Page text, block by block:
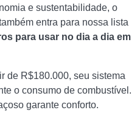
e sustentabilidade, o
entra para nossa lista
para usar no dia a dia em
de R$180.000, seu sistema
o consumo de combustível.
garante conforto.